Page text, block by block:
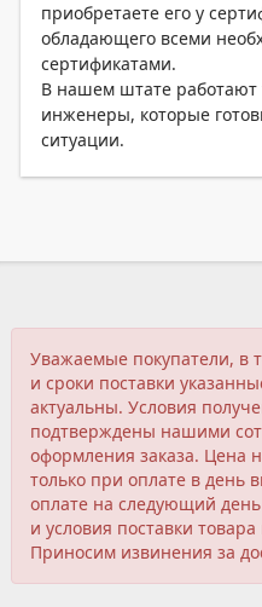
приобретаете его у
обладающего всеми
сертификатами.
В нашем штате работают
инженеры, которые
ситуации.
Уважаемые покупатели, в
и сроки поставки
актуальны. Условия
подтверждены нашими
оформления заказа. Цена
только при оплате в день
оплате на следующий
и условия поставки
Приносим извинения за